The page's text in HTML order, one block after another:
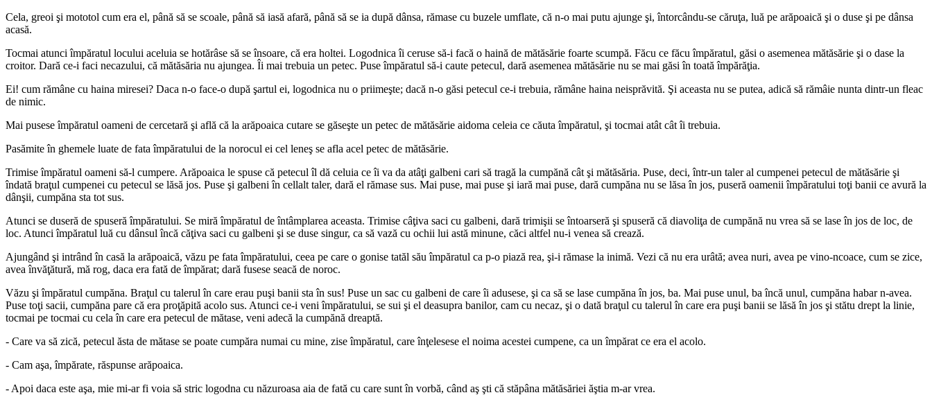
Cela, greoi şi mototol cum era el, până să se scoale, până să iasă afară, până să se ia după dânsa, rămase cu buzele umflate, că n-o mai putu ajunge şi, întorcându-se căruţa, luă pe arăpoaică şi o duse şi pe dânsa
acasă.
Tocmai atunci împăratul locului aceluia se hotărâse să se însoare, că era holtei. Logodnica îi ceruse să-i facă o haină de mătăsărie foarte scumpă. Făcu ce făcu împăratul, găsi o asemenea mătăsărie şi o dase la
croitor. Dară ce-i faci necazului, că mătăsăria nu ajungea. Îi mai trebuia un petec. Puse împăratul să-i caute petecul, dară asemenea mătăsărie nu se mai găsi în toată împărăţia.
Ei! cum rămâne cu haina miresei? Daca n-o face-o după şartul ei, logodnica nu o priimeşte; dacă n-o găsi petecul ce-i trebuia, rămâne haina neisprăvită. Şi aceasta nu se putea, adică să rămâie nunta dintr-un fleac
de nimic.
Mai pusese împăratul oameni de cercetară şi află că la arăpoaica cutare se găseşte un petec de mătăsărie aidoma celeia ce căuta împăratul, şi tocmai atât cât îi trebuia.
Pasămite în ghemele luate de fata împăratului de la norocul ei cel leneş se afla acel petec de mătăsărie.
Trimise împăratul oameni să-l cumpere. Arăpoaica le spuse că petecul îl dă celuia ce îi va da atâţi galbeni cari să tragă la cumpănă cât şi mătăsăria. Puse, deci, într-un taler al cumpenei petecul de mătăsărie şi
îndată braţul cumpenei cu petecul se lăsă jos. Puse şi galbeni în cellalt taler, dară el rămase sus. Mai puse, mai puse şi iară mai puse, dară cumpăna nu se lăsa în jos, puseră oamenii împăratului toţi banii ce avură la
dânşii, cumpăna sta tot sus.
Atunci se duseră de spuseră împăratului. Se miră împăratul de întâmplarea aceasta. Trimise câţiva saci cu galbeni, dară trimişii se întoarseră şi spuseră că diavoliţa de cumpănă nu vrea să se lase în jos de loc, de
loc. Atunci împăratul luă cu dânsul încă căţiva saci cu galbeni şi se duse singur, ca să vază cu ochii lui astă minune, căci altfel nu-i venea să crează.
Ajungând şi intrând în casă la arăpoaică, văzu pe fata împăratului, ceea pe care o gonise tatăl său împăratul ca p-o piază rea, şi-i rămase la inimă. Vezi că nu era urâtă; avea nuri, avea pe vino-ncoace, cum se zice,
avea învăţătură, mă rog, daca era fată de împărat; dară fusese seacă de noroc.
Văzu şi împăratul cumpăna. Braţul cu talerul în care erau puşi banii sta în sus! Puse un sac cu galbeni de care îi adusese, şi ca să se lase cumpăna în jos, ba. Mai puse unul, ba încă unul, cumpăna habar n-avea.
Puse toţi sacii, cumpăna pare că era proţăpită acolo sus. Atunci ce-i veni împăratului, se sui şi el deasupra banilor, cam cu necaz, şi o dată braţul cu talerul în care era puşi banii se lăsă în jos şi stătu drept la linie,
tocmai pe tocmai cu cela în care era petecul de mătase, veni adecă la cumpănă dreaptă.
- Care va să zică, petecul ăsta de mătase se poate cumpăra numai cu mine, zise împăratul, care înţelesese el noima acestei cumpene, ca un împărat ce era el acolo.
- Cam aşa, împărate, răspunse arăpoaica.
- Apoi daca este aşa, mie mi-ar fi voia să stric logodna cu năzuroasa aia de fată cu care sunt în vorbă, când aş şti că stăpâna mătăsăriei ăştia m-ar vrea.